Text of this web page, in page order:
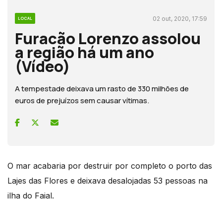
LOCAL 02 out, 2020, 17:59
Furacão Lorenzo assolou
a região há um ano
(Vídeo)
A tempestade deixava um rasto de 330 milhões de
euros de prejuízos sem causar vítimas.
O mar acabaria por destruir por completo o porto das
Lajes das Flores e deixava desalojadas 53 pessoas na
ilha do Faial.